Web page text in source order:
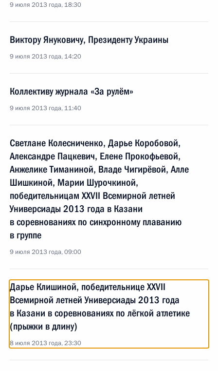
9 июля 2013 года, 18:30
Виктору Януковичу, Президенту Украины
9 июля 2013 года, 14:20
Коллективу журнала «За рулём»
9 июля 2013 года, 11:40
Светлане Колесниченко, Дарье Коробовой,
Александре Пацкевич, Елене Прокофьевой,
Анжелике Тиманиной, Владе Чигирёвой, Алле
Шишкиной, Марии Шурочкиной,
победительницам XXVII Всемирной летней
Универсиады 2013 года в Казани
в соревнованиях по синхронному плаванию
в группе
9 июля 2013 года, 09:00
Дарье Клишиной, победительнице XXVII
Всемирной летней Универсиады 2013 года
в Казани в соревнованиях по лёгкой атлетике
(прыжки в длину)
8 июля 2013 года, 23:30